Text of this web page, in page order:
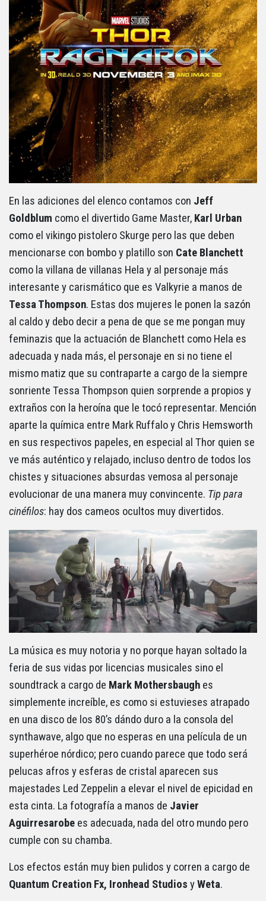
En las adiciones del elenco contamos con Jeff
Goldblum como el divertido Game Master, Karl Urban
como el vikingo pistolero Skurge pero las que deben
mencionarse con bombo y platillo son Cate Blanchett
como la villana de villanas Hela y al personaje más
interesante y carismático que es Valkyrie a manos de
Tessa Thompson. Estas dos mujeres le ponen la sazón
al caldo y debo decir a pena de que se me pongan muy
feminazis que la actuación de Blanchett como Hela es
adecuada y nada más, el personaje en si no tiene el
mismo matiz que su contraparte a cargo de la siempre
sonriente Tessa Thompson quien sorprende a propios y
extraños con la heroína que le tocó representar. Mención
aparte la química entre Mark Ruffalo y Chris Hemsworth
en sus respectivos papeles, en especial al Thor quien se
ve más auténtico y relajado, incluso dentro de todos los
chistes y situaciones absurdas vemosa al personaje
evolucionar de una manera muy convincente. Tip para
cinéfilos: hay dos cameos ocultos muy divertidos.
La música es muy notoria y no porque hayan soltado la
feria de sus vidas por licencias musicales sino el
soundtrack a cargo de Mark Mothersbaugh es
simplemente increíble, es como si estuvieses atrapado
en una disco de los 80’s dándo duro a la consola del
synthawave, algo que no esperas en una película de un
superhéroe nórdico; pero cuando parece que todo será
pelucas afros y esferas de cristal aparecen sus
majestades Led Zeppelin a elevar el nivel de epicidad en
esta cinta. La fotografía a manos de Javier
Aguirresarobe es adecuada, nada del otro mundo pero
cumple con su chamba.
Los efectos están muy bien pulidos y corren a cargo de
Quantum Creation Fx, Ironhead Studios yWeta.